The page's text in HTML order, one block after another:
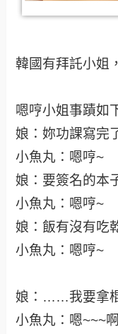
韓國有拜託小姐
嗯哼小姐事蹟如
娘：妳功課寫完
小魚丸：嗯哼~
娘：要簽名的本
小魚丸：嗯哼~
娘：飯有沒有吃
小魚丸：嗯哼~
娘：……我要拿
小魚丸：嗯~~~